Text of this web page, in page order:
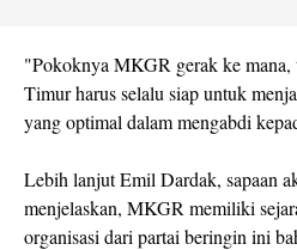
"Pokoknya MKGR gerak ke mana,
Timur harus selalu siap untuk
yang optimal dalam mengabdi
Lebih lanjut Emil Dardak, sapaan
menjelaskan, MKGR memiliki
organisasi dari partai beringin ini